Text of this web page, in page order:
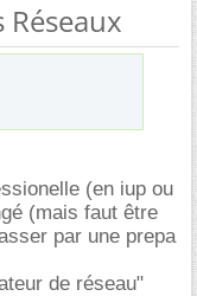
(en iup ou
(mais faut être
par une prepa
de réseau"